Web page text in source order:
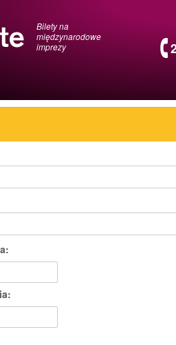
Bilety na
międzynarodowe
imprezy